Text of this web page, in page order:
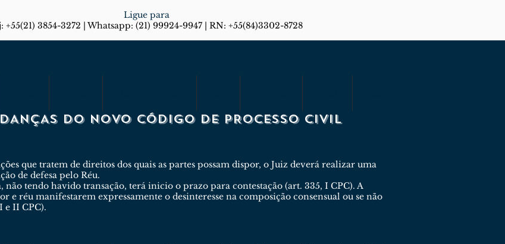
Ligue para
+55(21) 3854-3272 | Whatsapp: (21) 99924-9947 | RN: +55(84)3302-8728
DO NOVO CÓDIGO DE PROCESSO CIVIL
que tratem de direitos dos quais as partes possam dispor, o Juiz deverá realizar uma
de defesa pelo Réu.
tendo havido transação, terá inicio o prazo para contestação (art. 335, I CPC). A
e réu manifestarem expressamente o desinteresse na composição consensual ou se não
e II CPC).